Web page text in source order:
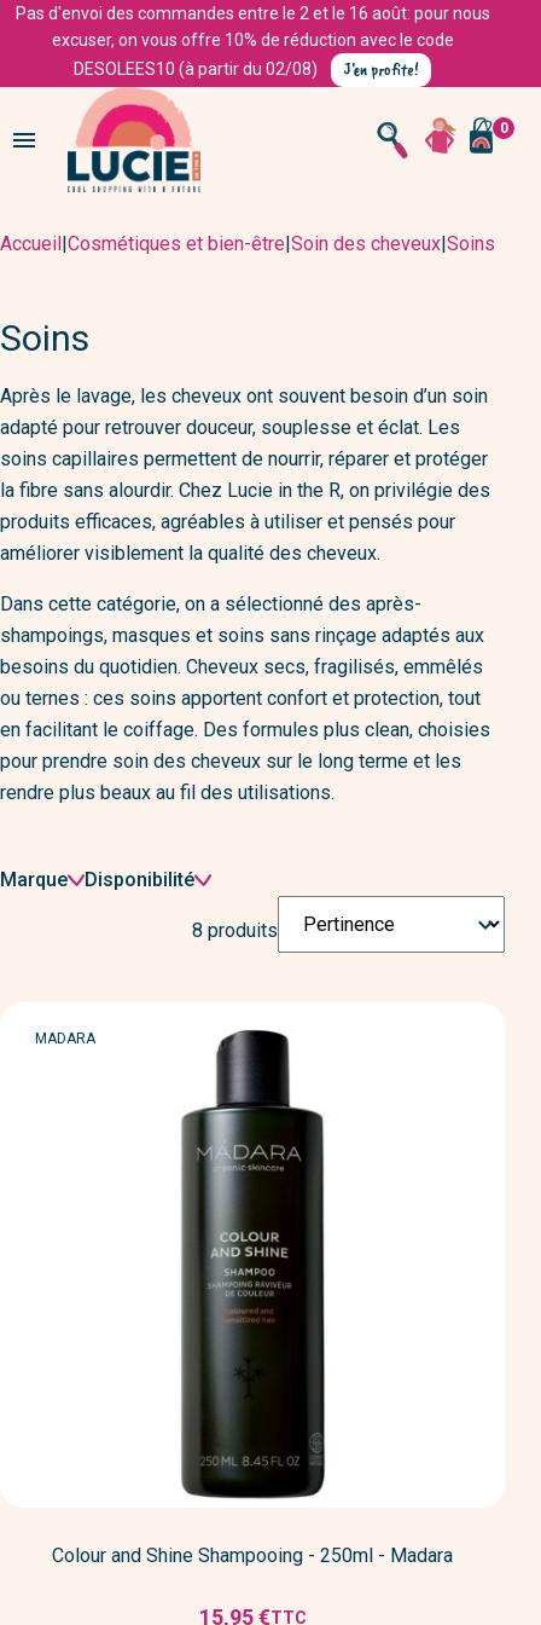
Pas d'envoi des commandes entre le 2 et le 16 août: pour nous
excuser, on vous offre 10% de réduction avec le code
DESOLEES10 (à partir du 02/08)
J'en profite!
 0
Accueil|Cosmétiques et bien-être|Soin des cheveux|Soins
Soins
Après le lavage, les cheveux ont souvent besoin d’un soin
adapté pour retrouver douceur, souplesse et éclat. Les
soins capillaires permettent de nourrir, réparer et protéger
la fibre sans alourdir. Chez Lucie in the R, on privilégie des
produits efficaces, agréables à utiliser et pensés pour
améliorer visiblement la qualité des cheveux.
Dans cette catégorie, on a sélectionné des après-
shampoings, masques et soins sans rinçage adaptés aux
besoins du quotidien. Cheveux secs, fragilisés, emmêlés
ou ternes : ces soins apportent confort et protection, tout
en facilitant le coiffage. Des formules plus clean, choisies
pour prendre soin des cheveux sur le long terme et les
rendre plus beaux au fil des utilisations.
Filtrer
Marque Disponibilité
8 produits 
MARQUE
MADARA
Colour and Shine Shampooing - 250ml - Madara
15,95 €TTC